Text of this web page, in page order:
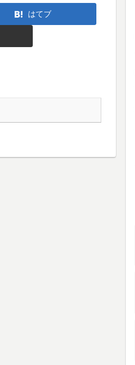
はてブ